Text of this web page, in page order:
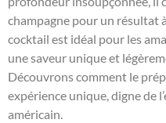
champagne pour un résultat
cocktail est idéal pour les
une saveur unique et
Découvrons comment le
expérience unique, digne de
américain.